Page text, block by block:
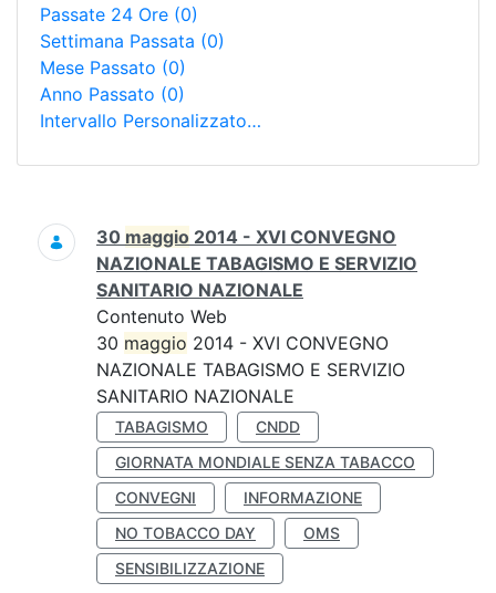
Passate 24 Ore (0)
Settimana Passata (0)
Mese Passato (0)
Anno Passato (0)
Intervallo Personalizzato…
Ricerca
30 maggio 2014 - XVI CONVEGNO
NAZIONALE TABAGISMO E SERVIZIO
SANITARIO NAZIONALE
Contenuto Web
30 maggio 2014 - XVI CONVEGNO
NAZIONALE TABAGISMO E SERVIZIO
SANITARIO NAZIONALE
TABAGISMO
CNDD
GIORNATA MONDIALE SENZA TABACCO
CONVEGNI
INFORMAZIONE
NO TOBACCO DAY
OMS
SENSIBILIZZAZIONE